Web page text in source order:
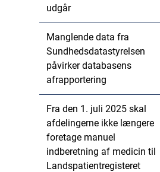
udgår
Manglende data fra
Sundhedsdatastyrelsen
påvirker databasens
afrapportering
Fra den 1. juli 2025 skal
afdelingerne ikke længere
foretage manuel
indberetning af medicin til
Landspatientregisteret